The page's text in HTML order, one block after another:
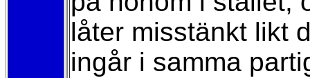
låter misstänkt likt
ingår i samma